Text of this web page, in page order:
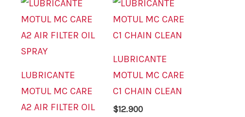
Este
producto
tiene
múltiples
LUBRICANTE
MOTUL MC CARE
A2 AIR FILTER OIL
LUBRICANTE
MOTUL MC CARE
C1 CHAIN CLEAN
$12.900